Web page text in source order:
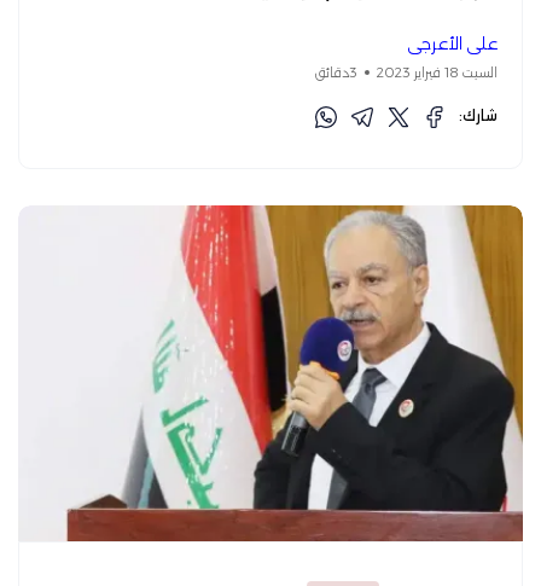
علي الأعرجي
السبت 18 فبراير 2023 3دقائق
شارك: